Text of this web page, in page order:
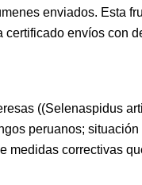
enviados. Esta
envíos con
((Selenaspidus
peruanos;
medidas correctivas